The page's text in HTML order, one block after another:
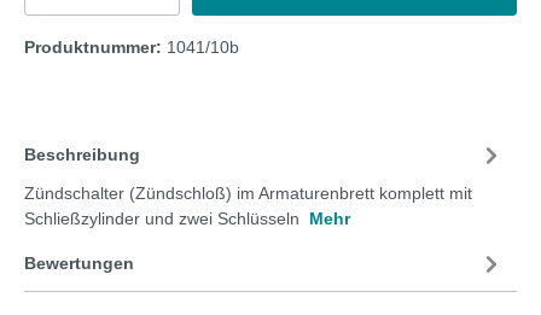
Produktnummer: 1041/10b
Beschreibung
Zündschalter (Zündschloß) im Armaturenbrett komplett mit
Schließzylinder und zwei Schlüsseln Mehr
Bewertungen